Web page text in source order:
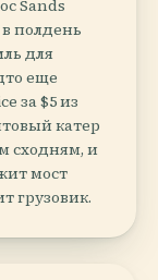
Sands
полдень
для
еще
за $5 из
катер
сходням, и
мост
грузовик.